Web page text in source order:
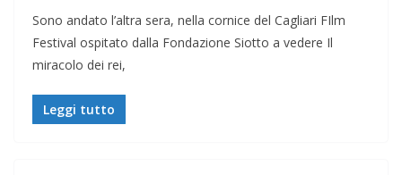
Sono andato l’altra sera, nella cornice del Cagliari FIlm
Festival ospitato dalla Fondazione Siotto a vedere Il
miracolo dei rei,
Leggi tutto